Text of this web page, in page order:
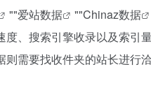
""爱站数据 ""Chinaz数据
、搜索引擎收录以及索引
需要找收件夹的站长进行